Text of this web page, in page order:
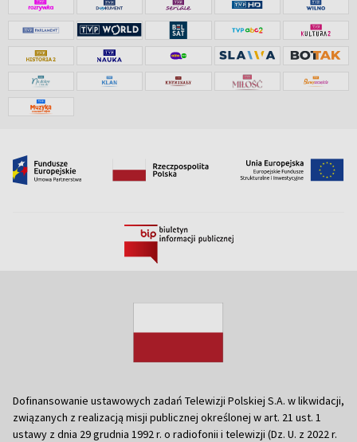
Dofinansowanie ustawowych zadań Telewizji Polskiej S.A. w likwidacji,
związanych z realizacją misji publicznej określonej w art. 21 ust. 1
ustawy z dnia 29 grudnia 1992 r. o radiofonii i telewizji (Dz. U. z 2022 r.